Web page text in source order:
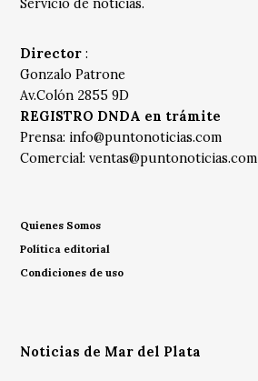
Servicio de noticias.
Director :
Gonzalo Patrone
Av.Colón 2855 9D
REGISTRO DNDA en trámite
Prensa: info@puntonoticias.com
Comercial:ventas@puntonoticias.com
Quienes Somos
Política editorial
Condiciones de uso
Noticias de Mar del Plata